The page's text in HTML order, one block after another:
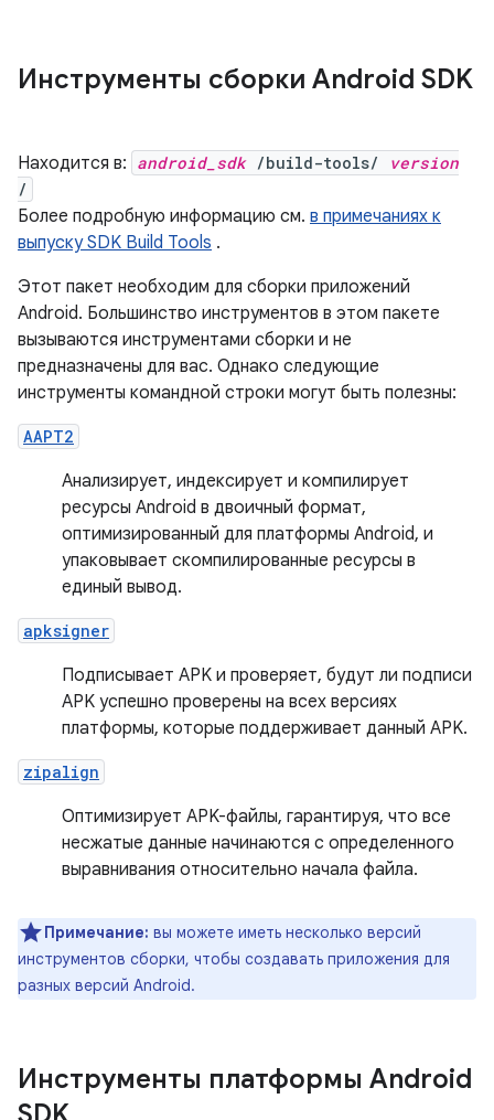
Инструменты сборки Android SDK
Находится в: android_sdk/build-tools/
version
/
Более подробную информацию см. в примечаниях к
выпуску SDK Build Tools .
Этот пакет необходим для сборки приложений
Android. Большинство инструментов в этом пакете
вызываются инструментами сборки и не
предназначены для вас. Однако следующие
инструменты командной строки могут быть полезны:
AAPT2
Анализирует, индексирует и компилирует
ресурсы Android в двоичный формат,
оптимизированный для платформы Android, и
упаковывает скомпилированные ресурсы в
единый вывод.
apksigner
Подписывает APK и проверяет, будут ли подписи
APK успешно проверены на всех версиях
платформы, которые поддерживает данный APK.
zipalign
Оптимизирует APK-файлы, гарантируя, что все
несжатые данные начинаются с определенного
выравнивания относительно начала файла.
Примечание: вы можете иметь несколько версий
инструментов сборки, чтобы создавать приложения для
разных версий Android.
Инструменты платформы Android